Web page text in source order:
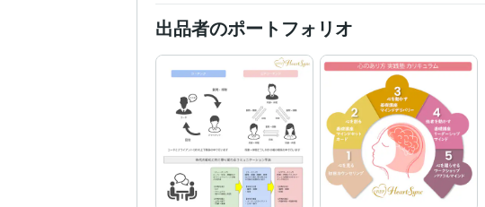
出品者のポートフォリオ